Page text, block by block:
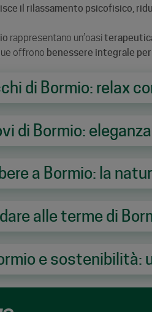
il rilassamento psicofisico
rappresentano un’oasi
offrono benessere integrale
di Bormio: relax
di Bormio:
a Bormio: la
alle terme di
e sostenibilità: